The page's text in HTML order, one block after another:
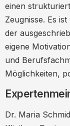
einen
Zeugnisse. Es
der
eigene
und
Möglichkeiten,
Dr. Maria